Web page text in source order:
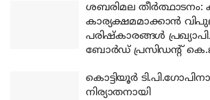
ശബരിമല
കാര്യക്ഷമമാക്കാന്‍
പരിഷ്‌കാരങ്ങള്‍
ബോര്‍ഡ് പ്രസിഡന്റ്
കൊട്ടിയൂര്‍
നിര്യാതനായി